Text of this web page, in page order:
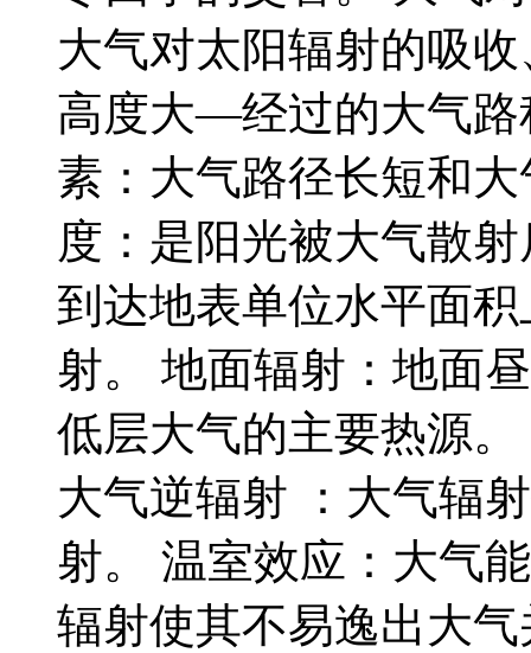
大气对太阳辐射的吸
高度大—经过的大气
素：大气路径长短和
度：是阳光被大气散
到达地表单位水平面
射。 地面辐射：地面
低层大气的主要热源
大气逆辐射 ：大气辐
射。 温室效应：大气
辐射使其不易逸出大